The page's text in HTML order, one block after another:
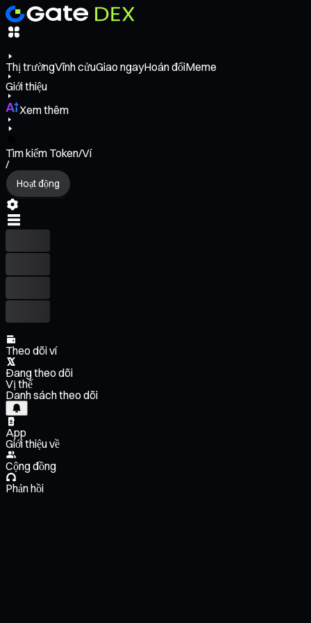
Thị trườngVĩnh cửuGiao ngayHoán đổiMeme
Giới thiệu
Xem thêm
Tìm kiếm Token/Ví
/
Hoạt động
Theo dõi ví
Đang theo dõi
Vị thế
Danh sách theo dõi
App
Giới thiệu về
Cộng đồng
Phản hồi